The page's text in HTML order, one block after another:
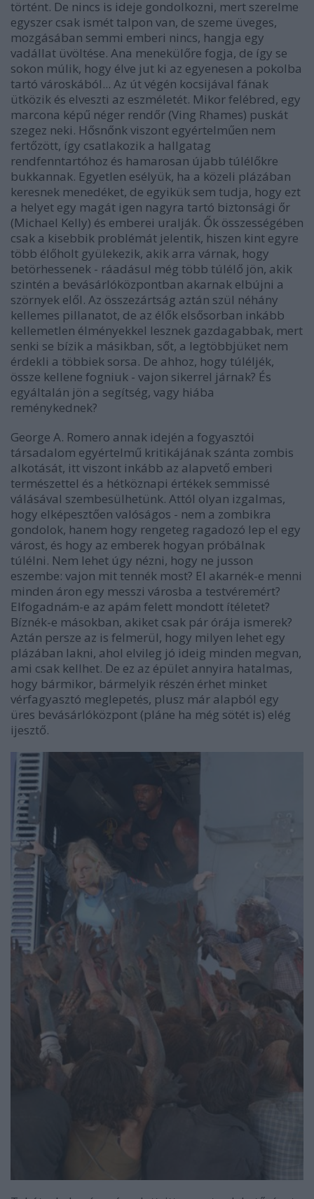
történt. De nincs is ideje gondolkozni, mert szerelme
egyszer csak ismét talpon van, de szeme üveges,
mozgásában semmi emberi nincs, hangja egy
vadállat üvöltése. Ana menekülőre fogja, de így se
sokon múlik, hogy élve jut ki az egyenesen a pokolba
tartó városkából... Az út végén kocsijával fának
ütközik és elveszti az eszméletét. Mikor felébred, egy
marcona képű néger rendőr (Ving Rhames) puskát
szegez neki. Hősnőnk viszont egyértelműen nem
fertőzött, így csatlakozik a hallgatag
rendfenntartóhoz és hamarosan újabb túlélőkre
bukkannak. Egyetlen esélyük, ha a közeli plázában
keresnek menedéket, de egyikük sem tudja, hogy ezt
a helyet egy magát igen nagyra tartó biztonsági őr
(Michael Kelly) és emberei uralják. Ők összességében
csak a kisebbik problémát jelentik, hiszen kint egyre
több élőholt gyülekezik, akik arra várnak, hogy
betörhessenek - ráadásul még több túlélő jön, akik
szintén a bevásárlóközpontban akarnak elbújni a
szörnyek elől. Az összezártság aztán szül néhány
kellemes pillanatot, de az élők elsősorban inkább
kellemetlen élményekkel lesznek gazdagabbak, mert
senki se bízik a másikban, sőt, a legtöbbjüket nem
érdekli a többiek sorsa. De ahhoz, hogy túléljék,
össze kellene fogniuk - vajon sikerrel járnak? És
egyáltalán jön a segítség, vagy hiába
reménykednek?
George A. Romero annak idején a fogyasztói
társadalom egyértelmű kritikájának szánta zombis
alkotását, itt viszont inkább az alapvető emberi
természettel és a hétköznapi értékek semmissé
válásával szembesülhetünk. Attól olyan izgalmas,
hogy elképesztően valóságos - nem a zombikra
gondolok, hanem hogy rengeteg ragadozó lep el egy
várost, és hogy az emberek hogyan próbálnak
túlélni. Nem lehet úgy nézni, hogy ne jusson
eszembe: vajon mit tennék most? El akarnék-e menni
minden áron egy messzi városba a testvéremért?
Elfogadnám-e az apám felett mondott ítéletet?
Bíznék-e másokban, akiket csak pár órája ismerek?
Aztán persze az is felmerül, hogy milyen lehet egy
plázában lakni, ahol elvileg jó ideig minden megvan,
ami csak kellhet. De ez az épület annyira hatalmas,
hogy bármikor, bármelyik részén érhet minket
vérfagyasztó meglepetés, plusz már alapból egy
üres bevásárlóközpont (pláne ha még sötét is) elég
ijesztő.